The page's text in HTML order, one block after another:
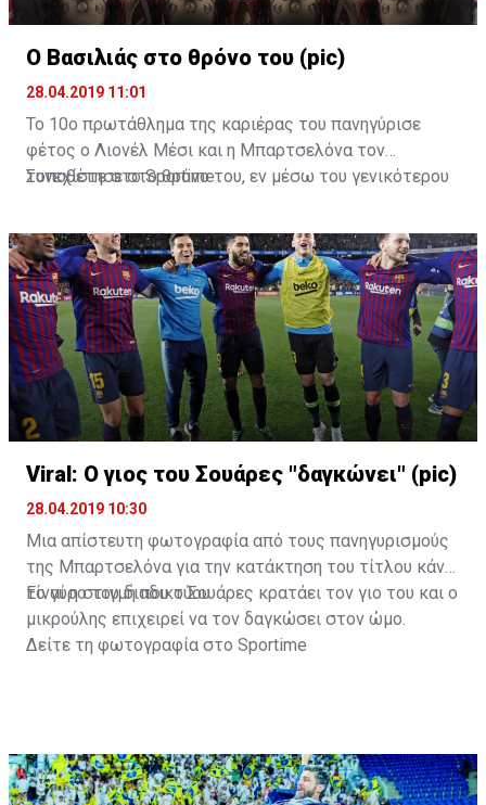
Ο Βασιλιάς στο θρόνο του (pic)
28.04.2019 11:01
Το 10ο πρωτάθλημα της καριέρας του πανηγύρισε
φέτος ο Λιονέλ Μέσι και η Μπαρτσελόνα τον
τοποθέτησε στο θρόνο του, εν μέσω του γενικότερου
Συνεχίστε στοSportime
Viral: Ο γιος του Σουάρες "δαγκώνει" (pic)
28.04.2019 10:30
Μια απίστευτη φωτογραφία από τους πανηγυρισμούς
της Μπαρτσελόνα για την κατάκτηση του τίτλου κάνει
το γύρο του διαδικτύου.
Είναι η στιγμή που ο Σουάρες κρατάει τον γιο του και ο
μικρούλης επιχειρεί να τον δαγκώσει στον ώμο.
Δείτε τη φωτογραφία στο Sportime